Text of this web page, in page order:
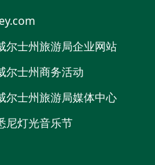
尔士州旅游局企业网站
尔士州商务活动
尔士州旅游局媒体中心
尼灯光音乐节